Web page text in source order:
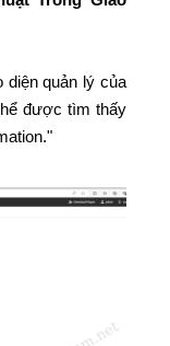
diện quản lý của
được tìm thấy